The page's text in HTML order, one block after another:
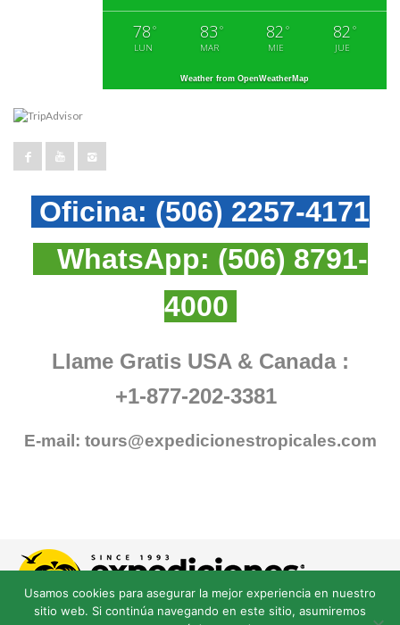
78 °
LUN
83 °
MAR
82 °
MIE
82 °
JUE
Weather from OpenWeatherMap
Oficina: (506) 2257-4171
WhatsApp: (506) 8791-
4000
Llame Gratis USA & Canada :
+1-877-202-3381
E-mail: tours@expedicionestropicales.com
Usamos cookies para asegurar la mejor experiencia en nuestro
sitio web. Si continúa navegando en este sitio, asumiremos